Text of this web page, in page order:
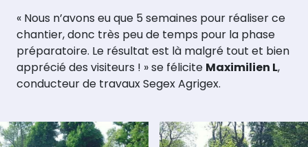
« Nous n’avons eu que 5 semaines pour réaliser ce
chantier, donc très peu de temps pour la phase
préparatoire. Le résultat est là malgré tout et bien
apprécié des visiteurs ! » se félicite Maximilien L,
conducteur de travaux Segex Agrigex.